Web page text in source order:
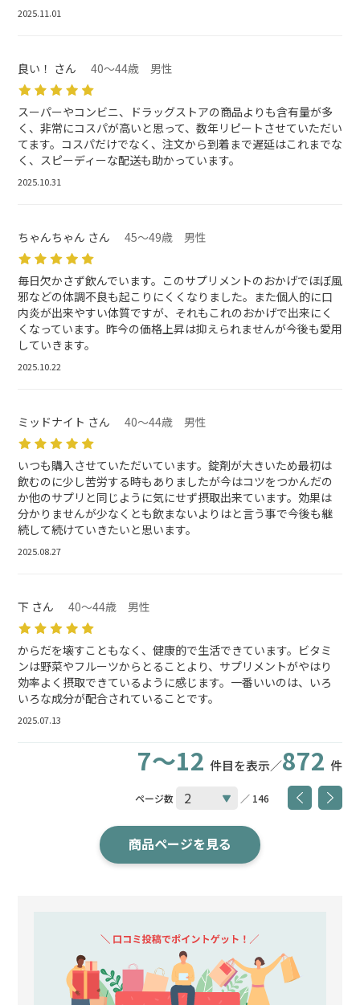
2025.11.01
良い！ さん 40～44歳 男性
スーパーやコンビニ、ドラッグストアの商品よりも含有量が多
く、非常にコスパが高いと思って、数年リピートさせていただい
てます。コスパだけでなく、注文から到着まで遅延はこれまでな
く、スピーディーな配送も助かっています。
2025.10.31
ちゃんちゃん さん 45～49歳 男性
毎日欠かさず飲んでいます。このサプリメントのおかげでほぼ風
邪などの体調不良も起こりにくくなりました。また個人的に口
内炎が出来やすい体質ですが、それもこれのおかげで出来にく
くなっています。昨今の価格上昇は抑えられませんが今後も愛用
していきます。
2025.10.22
ミッドナイト さん 40～44歳 男性
いつも購入させていただいています。錠剤が大きいため最初は
飲むのに少し苦労する時もありましたが今はコツをつかんだの
か他のサプリと同じように気にせず摂取出来ています。効果は
分かりませんが少なくとも飲まないよりはと言う事で今後も継
続して続けていきたいと思います。
2025.08.27
下 さん 40～44歳 男性
からだを壊すこともなく、健康的で生活できています。ビタミ
ンは野菜やフルーツからとることより、サプリメントがやはり
効率よく摂取できているように感じます。一番いいのは、いろ
いろな成分が配合されていることです。
2025.07.13
7～12 件目を表示／872 件
ページ数 ／ 146
商品ページを見る